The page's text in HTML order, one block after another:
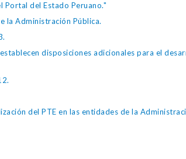
del Estado Peruano."
la Administración Pública.
disposiciones adicionales para el
del PTE en las entidades de la